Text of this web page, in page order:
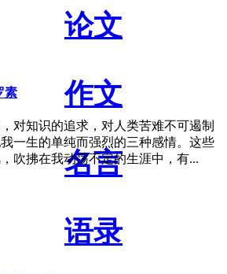
论文
作文
名言
语录
素
对知识的追求，对人类苦难不可遏制
一生的单纯而强烈的三种感情。这些
吹拂在我动荡不定的生涯中，有...